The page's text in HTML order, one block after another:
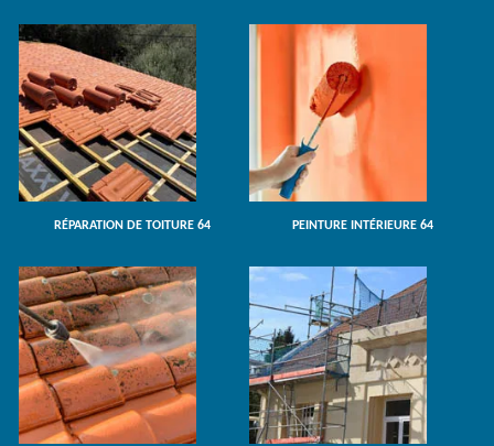
RÉPARATION DE TOITURE 64 PEINTURE INTÉRIEURE 64